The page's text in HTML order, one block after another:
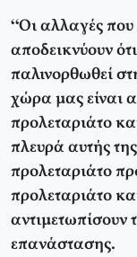
“Οι αλλαγές που
αποδεικνύουν
παλινορθωθεί
χώρα μας είναι
προλεταριάτο
πλευρά αυτής
προλεταριάτο
προλεταριάτο
αντιμετωπίσουν
επανάστασης.